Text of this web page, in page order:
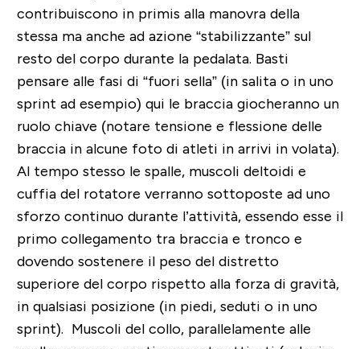
contribuiscono in primis alla manovra della
stessa ma anche ad azione “stabilizzante” sul
resto del corpo durante la pedalata. Basti
pensare alle fasi di “fuori sella” (in salita o in uno
sprint ad esempio) qui le braccia giocheranno un
ruolo chiave (notare tensione e flessione delle
braccia in alcune foto di atleti in arrivi in volata).
Al tempo stesso le spalle, muscoli deltoidi e
cuffia del rotatore verranno sottoposte ad uno
sforzo continuo durante l’attività, essendo esse il
primo collegamento tra braccia e tronco e
dovendo sostenere il peso del distretto
superiore del corpo rispetto alla forza di gravità,
in qualsiasi posizione (in piedi, seduti o in uno
sprint). Muscoli del collo, parallelamente alle